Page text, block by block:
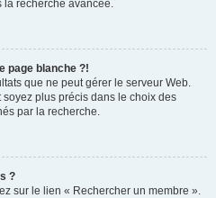
recherche avancée.
page blanche ?!
que ne peut gérer le serveur Web.
plus précis dans le choix des
par la recherche.
?
sur le lien « Rechercher un membre ».